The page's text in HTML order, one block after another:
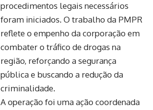
procedimentos legais necessários
foram iniciados. O trabalho da PMPR
reflete o empenho da corporação em
combater o tráfico de drogas na
região, reforçando a segurança
pública e buscando a redução da
criminalidade.
A operação foi uma ação coordenada